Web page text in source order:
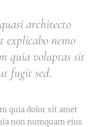
architecto
explicabo nemo
quia voluptas sit
fugit sed.
quia dolor sit amet
non numquam eius